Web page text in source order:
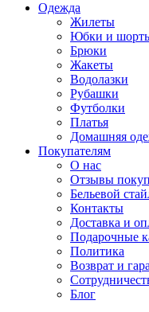
Одежда
Жилеты
Юбки и
Брюки
Жакеты
Водолазки
Рубашки
Футболки
Платья
Домашняя
Покупателям
О нас
Отзывы
Бельевой
Контакты
Доставка и
Подарочные
Политика
Возврат и
Блог